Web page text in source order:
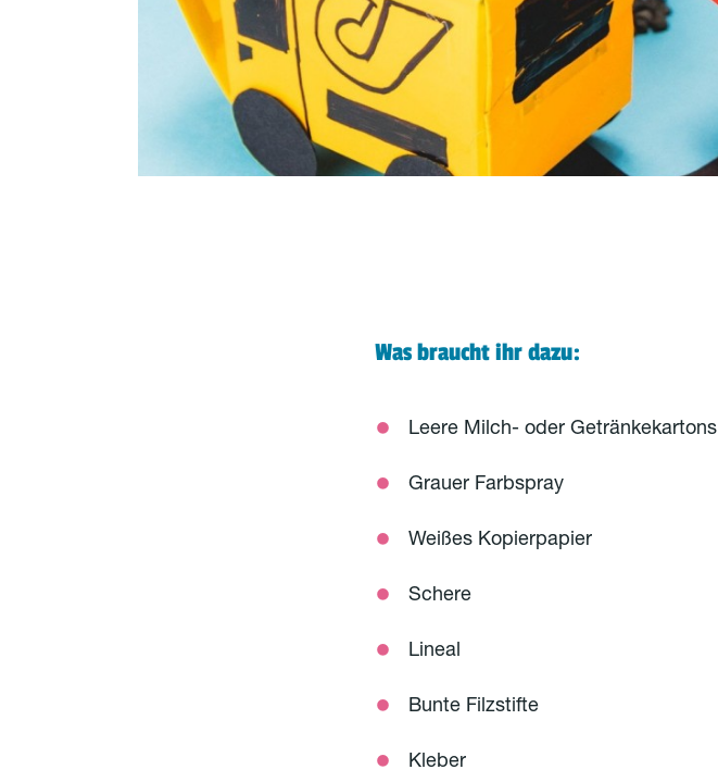
Was braucht ihr dazu:
Leere Milch- oder Getränkekartons
Grauer Farbspray
Weißes Kopierpapier
Schere
Lineal
Bunte Filzstifte
Kleber